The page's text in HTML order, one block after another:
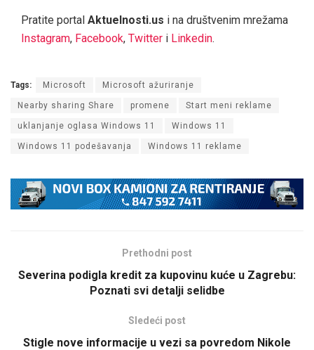
Pratite portal Aktuelnosti.us i na društvenim mrežama
Instagram, Facebook, Twitter i Linkedin.
Tags: Microsoft Microsoft ažuriranje
Nearby sharing Share promene Start meni reklame
uklanjanje oglasa Windows 11 Windows 11
Windows 11 podešavanja Windows 11 reklame
Prethodni post
Severina podigla kredit za kupovinu kuće u Zagrebu:
Poznati svi detalji selidbe
Sledeći post
Stigle nove informacije u vezi sa povredom Nikole